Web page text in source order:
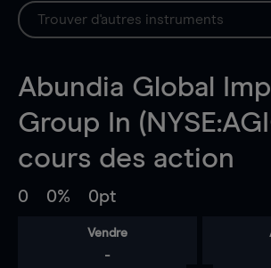
Abundia Global
Group In
cours des action
0 0% 0pt
Vendre
-